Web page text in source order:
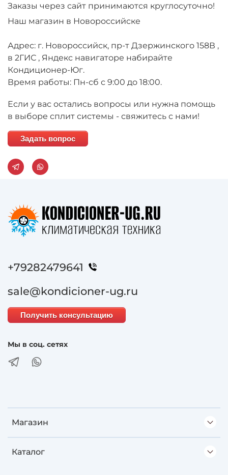
Заказы через сайт принимаются круглосуточно!
Наш магазин в Новороссийске
Адрес: г. Новороссийск, пр-т Дзержинского 158В ,
в 2ГИС , Яндекс навигаторе набирайте
Кондиционер-Юг.
Время работы: Пн-сб с 9:00 до 18:00.
Если у вас остались вопросы или нужна помощь
в выборе сплит системы - свяжитесь с нами!
Задать вопрос
Магазин
Каталог
+79282479641
sale@kondicioner-ug.ru
Получить консультацию
Мы в соц. сетях